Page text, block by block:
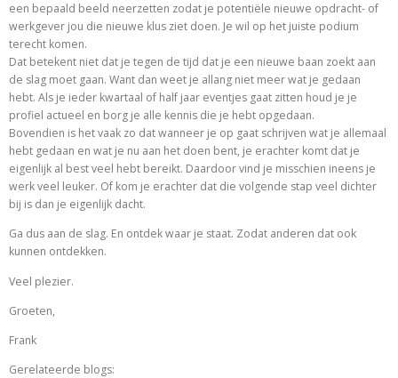
een bepaald beeld neerzetten zodat je potentiële nieuwe opdracht- of
werkgever jou die nieuwe klus ziet doen. Je wil op het juiste podium
terecht komen.
Dat betekent niet dat je tegen de tijd dat je een nieuwe baan zoekt aan
de slag moet gaan. Want dan weet je allang niet meer wat je gedaan
hebt. Als je ieder kwartaal of half jaar eventjes gaat zitten houd je je
profiel actueel en borg je alle kennis die je hebt opgedaan.
Bovendien is het vaak zo dat wanneer je op gaat schrijven wat je allemaal
hebt gedaan en wat je nu aan het doen bent, je erachter komt dat je
eigenlijk al best veel hebt bereikt. Daardoor vind je misschien ineens je
werk veel leuker. Of kom je erachter dat die volgende stap veel dichter
bij is dan je eigenlijk dacht.
Ga dus aan de slag. En ontdek waar je staat. Zodat anderen dat ook
kunnen ontdekken.
Veel plezier.
Groeten,
Frank
Gerelateerde blogs: